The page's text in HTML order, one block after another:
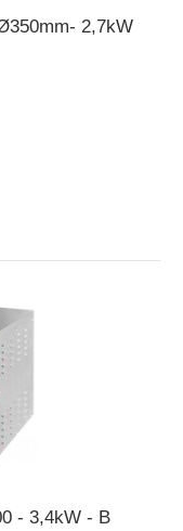
2,7kW
- 3,4kW - B